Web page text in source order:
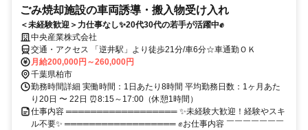
ごみ焼却施設の車両誘導・搬入物受け入れ
＜未経験歓迎＞力仕事なし✨20代30代の若手が活躍中✊
中央産業株式会社
交通・アクセス 「逆井駅」より徒歩21分/車6分☆車通勤ＯＫ
月給200,000円～260,000円
千葉県柏市
勤務時間詳細 実働時間：1日あたり8時間 平均勤務日数：1ヶ月あた
り20日 〜 22日 ⏰8:15～17:00（休憩1時間）
仕事内容 ══════════════════ ✨未経験大歓迎！経験やスキ
ル不要✨ ══════════════════ ✊お仕事内容 ￣￣￣￣￣￣￣